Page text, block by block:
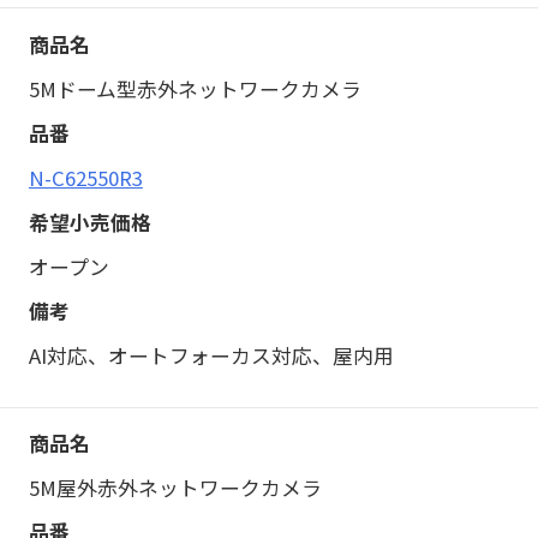
5Mドーム型赤外ネットワークカメラ
N-C62550R3
オープン
AI対応、オートフォーカス対応、屋内用
5M屋外赤外ネットワークカメラ